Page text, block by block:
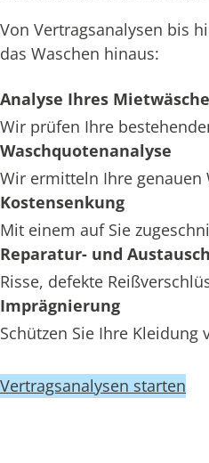
Von Vertragsanalysen bis
das Waschen hinaus:
Analyse Ihres
Wir prüfen Ihre
Waschquotenanalyse
Wir ermitteln Ihre genauen
Kostensenkung
Mit einem auf Sie
Reparatur- und
Risse, defekte
Imprägnierung
Schützen Sie Ihre
Vertragsanalysen starten